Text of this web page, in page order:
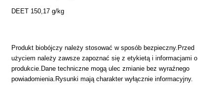
DEET 150,17 g/kg
Produkt biobójczy należy stosować w sposób bezpieczny.Przed
użyciem należy zawsze zapoznać się z etykietą i informacjami o
produkcie.Dane techniczne mogą ulec zmianie bez wyraźnego
powiadomienia.Rysunki mają charakter wyłącznie informacyjny.